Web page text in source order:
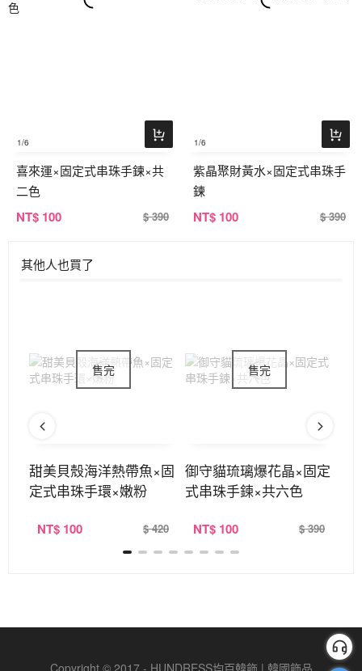
1/6
喜來運×固定式串珠手鍊×共
二色
NT$ 100 $ 390
1/6
紫晶聚財黃水×固定式串珠手
鍊
NT$ 100 $ 390
其他人也買了
甜美貝殼海洋熱帶魚×固
定式串珠手環×嫩粉
NT$ 100 $ 420
御守貓琉璃爆花晶×固定
式串珠手鍊×共六色
NT$ 100 $ 390
Copyright © 2017 - HUNDRESS均百韓飾 | 韓國飾品